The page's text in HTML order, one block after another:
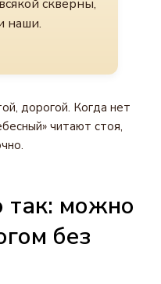
скверны,
наши.
дорогой. Когда нет
читают стоя,
так: можно
без